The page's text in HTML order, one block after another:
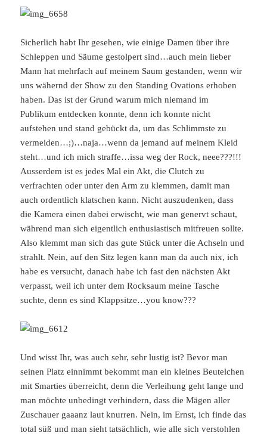
Sicherlich habt Ihr gesehen, wie einige Damen über ihre
Schleppen und Säume gestolpert sind…auch mein lieber
Mann hat mehrfach auf meinem Saum gestanden, wenn wir
uns wähernd der Show zu den Standing Ovations erhoben
haben. Das ist der Grund warum mich niemand im
Publikum entdecken konnte, denn ich konnte nicht
aufstehen und stand gebückt da, um das Schlimmste zu
vermeiden…;)…naja…wenn da jemand auf meinem Kleid
steht…und ich mich straffe…issa weg der Rock, neee???!!!
Ausserdem ist es jedes Mal ein Akt, die Clutch zu
verfrachten oder unter den Arm zu klemmen, damit man
auch ordentlich klatschen kann. Nicht auszudenken, dass
die Kamera einen dabei erwischt, wie man genervt schaut,
während man sich eigentlich enthusiastisch mitfreuen sollte.
Also klemmt man sich das gute Stück unter die Achseln und
strahlt. Nein, auf den Sitz legen kann man da auch nix, ich
habe es versucht, danach habe ich fast den nächsten Akt
verpasst, weil ich unter dem Rocksaum meine Tasche
suchte, denn es sind Klappsitze…you know???
Und wisst Ihr, was auch sehr, sehr lustig ist? Bevor man
seinen Platz einnimmt bekommt man ein kleines Beutelchen
mit Smarties überreicht, denn die Verleihung geht lange und
man möchte unbedingt verhindern, dass die Mägen aller
Zuschauer gaaanz laut knurren. Nein, im Ernst, ich finde das
total süß und man sieht tatsächlich, wie alle sich verstohlen